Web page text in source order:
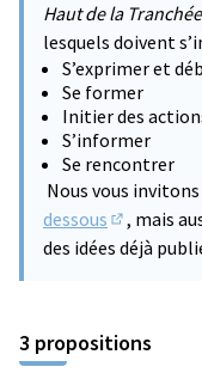
Haut de la Tranchée
lesquels doivent
S’exprimer et
Se former
Initier des
S’informer
Se rencontrer
Nous vous
dessous
(S'ouvre
, mais
des idées déjà
3 propositions